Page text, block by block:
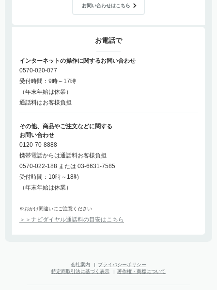
お問い合わせはこちら
お電話で
インターネットの操作に関するお問い合わせ
0570-020-077
受付時間：9時～17時
（年末年始は休業）
通話料はお客様負担
その他、商品やご注文などに関する
お問い合わせ
0120-70-8888
携帯電話からは通話料お客様負担
0570-022-188 または 03-6631-7585
受付時間：10時～18時
（年末年始は休業）
※おかけ間違いにご注意ください
＞＞ナビダイヤル通話料の目安はこちら
会社案内 |
プライバシーポリシー
特定商取引法に基づく表示
| 著作権・商標について